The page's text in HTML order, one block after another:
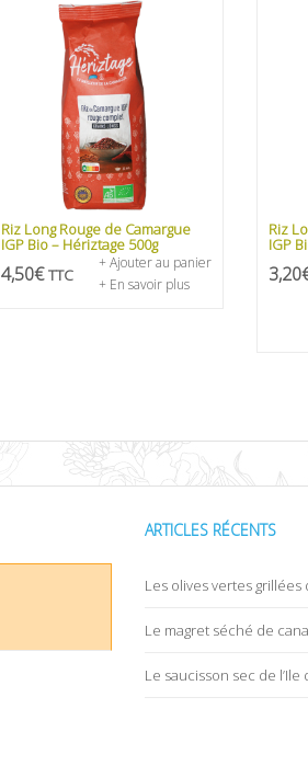
Riz Long Rouge de Camargue
IGP Bio – Hériztage 500g
4,50€ TTC
+ Ajouter au panier
+ En savoir plus
Riz
IGP
3,20
ARTICLES RÉCENTS
Les olives vertes grillées
Le magret séché de
Le saucisson sec de l’Ile